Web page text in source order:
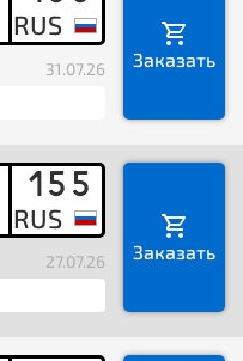
31.07.26 Заказать
155
27.07.26 Заказать